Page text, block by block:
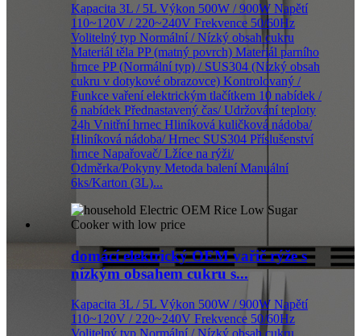
Kapacita 3L / 5L Výkon 500W / 900W Napětí
110~120V / 220~240V Frekvence 50/60Hz
Volitelný typ Normální / Nízký obsah cukru
Materiál těla PP (matný povrch) Materiál parního
hrnce PP (Normální typ) / SUS304 (Nízký obsah
cukru v dotykové obrazovce) Kontrolovaný /
Funkce vaření elektrickým tlačítkem 10 nabídek /
6 nabídek Přednastavený čas/ Udržování teploty
24h Vnitřní hrnec Hliníková kuličková nádoba/
Hliníková nádoba/ Hrnec SUS304 Příslušenství
hrnce Napařovač/ Lžíce na rýži/
Odměrka/Pokyny Metoda balení Manuální
6ks/Karton (3L)...
domácí elektrický OEM vařič rýže s
nízkým obsahem cukru s...
Kapacita 3L / 5L Výkon 500W / 900W Napětí
110~120V / 220~240V Frekvence 50/60Hz